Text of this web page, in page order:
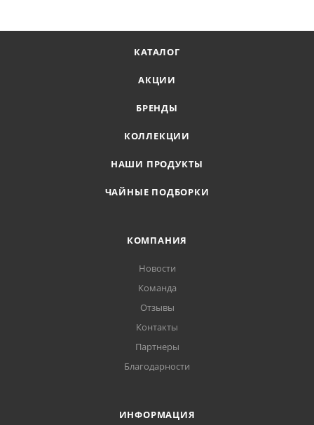
КАТАЛОГ
АКЦИИ
БРЕНДЫ
КОЛЛЕКЦИИ
НАШИ ПРОДУКТЫ
ЧАЙНЫЕ ПОДБОРКИ
КОМПАНИЯ
Новости
Команда
Отзывы
Контакты
Партнеры
Благодарности
ИНФОРМАЦИЯ